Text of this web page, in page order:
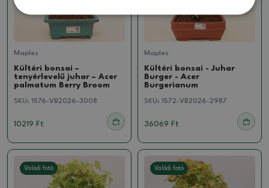
Maples
Kültéri bonsai –
tenyérlevelű juhar – Acer
palmatum Berry Broom
SKU: 1576-VB2026-3008
10219 Ft
Maples
Kültéri bonsai - Juhar
Burger - Acer
Burgerianum
SKU: 1572-VB2026-2987
36069 Ft
Valódi fotó Valódi fotó